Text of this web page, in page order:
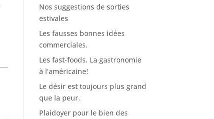
Nos suggestions de sorties
estivales
Les fausses bonnes idées
commerciales.
Les fast-foods. La gastronomie
à l’américaine!
Le désir est toujours plus grand
que la peur.
Plaidoyer pour le bien des